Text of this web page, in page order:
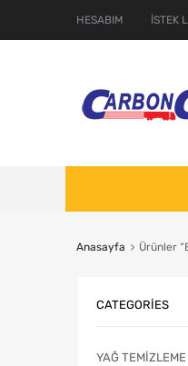
HESABIM İSTEK
Anasayfa Ürünler
CATEGORIES
YAĞ